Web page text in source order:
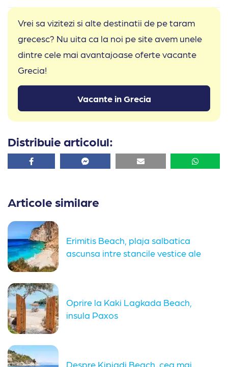
Vrei sa vizitezi si alte destinatii de pe taram
grecesc? Nu uita ca la noi pe site avem unele
dintre cele mai avantajoase oferte vacante
Grecia!
Vacante in Grecia
Distribuie articolul:
Facebook Facebook Email
Articole similare
Erimitis Beach, plaja salbatica
ascunsa intre stancile vestice ale
Oprire la Kaki Lagkada Beach,
insula Paxos
Despre Kipiadi Beach, cea mai